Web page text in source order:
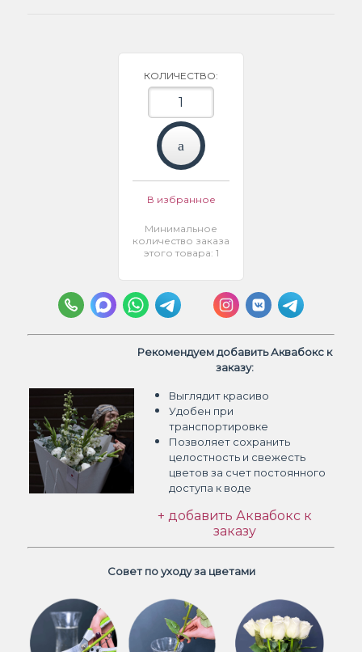
КОЛИЧЕСТВО:
В избранное
Минимальное
количество заказа
этого товара: 1
Рекомендуем добавить Аквабокс к
заказу:
Выглядит красиво
Удобен при
транспортировке
Позволяет сохранить
целостность и свежесть
цветов за счет постоянного
доступа к воде
+ добавить Аквабокс к
заказу
Совет по уходу за цветами